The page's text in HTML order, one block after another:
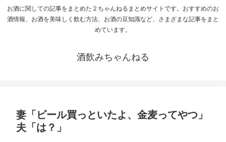
お酒に関しての記事をまとめた２ちゃんねるまとめサイトです。おすすめのお
酒情報、お酒を美味しく飲む方法、お酒の豆知識など、さまざまな記事をまと
めています。
酒飲みちゃんねる
妻「ビール買っといたよ、金麦ってやつ」
夫「は？」